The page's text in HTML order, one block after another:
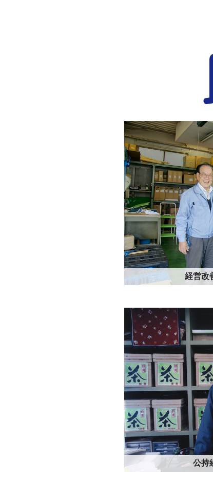
経営改
公持